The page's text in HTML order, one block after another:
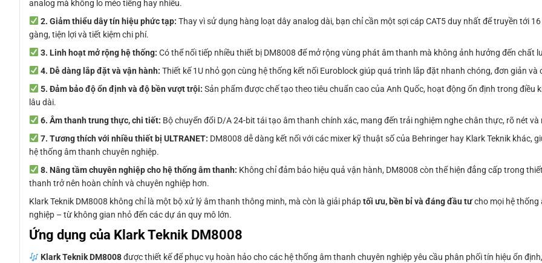
analog mà không lo méo tiếng hay nhiễu.
2. Giảm thiểu dây tín hiệu phức tạp: Thay vì sử dụng hàng loạt dây analog dài, bạn chỉ cần một sợi cáp CAT5 duy nhất để truyền tới
gàng, tiện lợi và tiết kiệm chi phí.
3. Linh hoạt mở rộng hệ thống: Có thể nối tiếp nhiều thiết bị DM8008 để mở rộng vùng phát âm thanh mà không ảnh hưởng đến chất
4. Dễ dàng lắp đặt và vận hành: Thiết kế 1U nhỏ gọn cùng hệ thống kết nối Euroblock giúp quá trình lắp đặt nhanh chóng, đơn giản và
5. Đảm bảo độ ổn định và độ bền vượt trội: Sản phẩm được chế tạo theo tiêu chuẩn cao của Anh Quốc, hoạt động ổn định trong điều
lâu dài.
6. Âm thanh trung thực, chi tiết: Bộ chuyển đổi D/A 24-bit tái tạo âm thanh chính xác, mang đến trải nghiệm nghe chân thực, rõ nét và
7. Tương thích với nhiều thiết bị ULTRANET: DM8008 dễ dàng kết nối với các mixer kỹ thuật số của Behringer hay Klark Teknik khác,
hệ thống âm thanh chuyên nghiệp.
8. Nâng tầm chuyên nghiệp cho hệ thống âm thanh: Không chỉ đảm bảo hiệu quả vận hành, DM8008 còn thể hiện đẳng cấp trong
thanh trở nên hoàn chỉnh và chuyên nghiệp hơn.
Klark Teknik DM8008 không chỉ là một bộ xử lý âm thanh thông minh, mà còn là giải pháptối ưu, bền bỉ và đáng đầu tưcho mọi hệ thống
nghiệp – từ không gian nhỏ đến các dự án quy mô lớn.
Ứng dụng của Klark Teknik DM8008
Klark Teknik DM8008được thiết kế để phục vụ hoàn hảo cho các hệ thống âm thanh chuyên nghiệp yêu cầu phân phối tín hiệu ổn